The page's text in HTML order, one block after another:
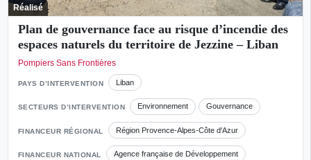
Réalisé
Plan de gouvernance face au risque d’incendie des
espaces naturels du territoire de Jezzine – Liban
Pompiers Sans Frontières
PAYS D’INTERVENTION Liban
SECTEURS D’INTERVENTION Environnement Gouvernance
FINANCEUR RÉGIONAL Région Provence-Alpes-Côte d'Azur
FINANCEUR NATIONAL Agence française de Développement